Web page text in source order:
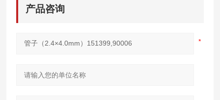
产品咨询